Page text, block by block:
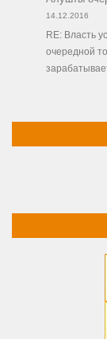
14.12.2016
RE: Власть
очередной